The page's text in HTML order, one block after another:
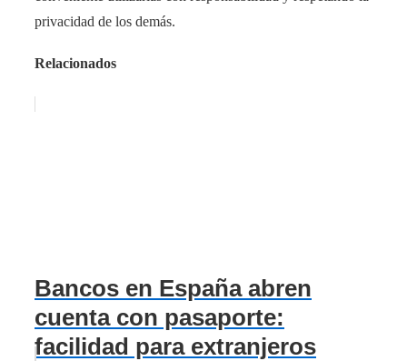
privacidad de los demás.
Relacionados
Bancos en España abren
cuenta con pasaporte:
facilidad para extranjeros